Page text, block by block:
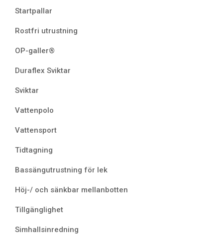
Startpallar
Rostfri utrustning
OP-galler®
Duraflex Sviktar
Sviktar
Vattenpolo
Vattensport
Tidtagning
Bassängutrustning för lek
Höj-/ och sänkbar mellanbotten
Tillgänglighet
Simhallsinredning